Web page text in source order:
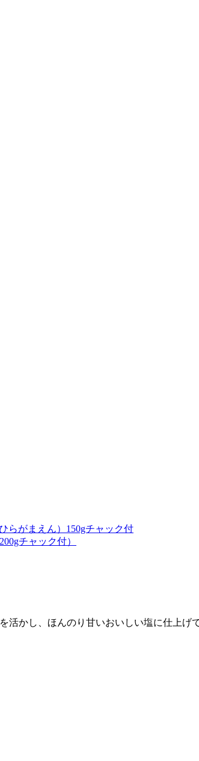
らがまえん）150gチャック付
チャック付）
かし、ほんのり甘いおいしい塩に仕上げ